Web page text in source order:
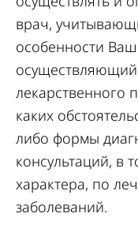
врач,
особенности
лекарственного
каких
либо формы
консультаций, в
характера, по
заболеваний.